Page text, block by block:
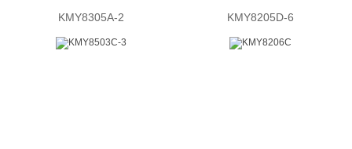
KMY8305A-2 KMY8205D-6